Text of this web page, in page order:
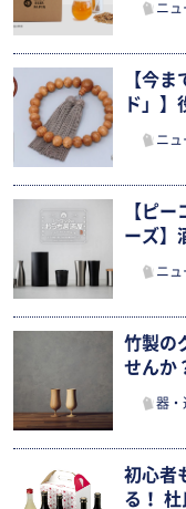
ニュ
【今
ド」
ニュ
【ピ
ーズ】
ニュ
竹製の
せんか
器・
初心者
る！